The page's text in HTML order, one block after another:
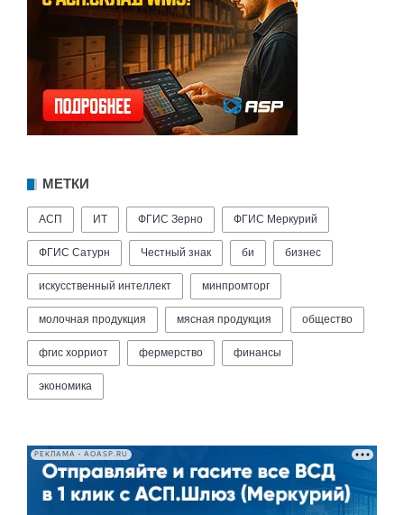
МЕТКИ
АСП ИТ ФГИС Зерно ФГИС Меркурий
ФГИС Сатурн Честный знак би бизнес
искусственный интеллект минпромторг
молочная продукция мясная продукция общество
фгис хорриот фермерство финансы
экономика
РЕКЛАМА • AOASP.RU